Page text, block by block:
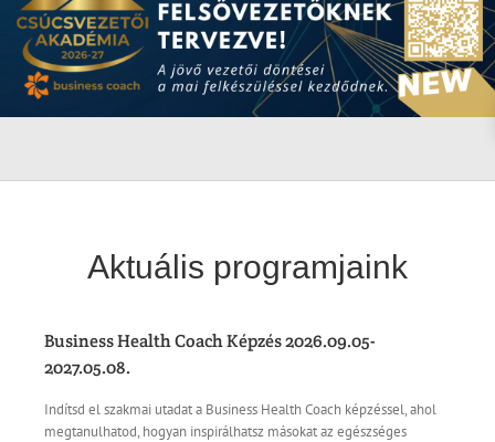
Aktuális programjaink
Business Health Coach Képzés 2026.09.05-
2027.05.08.
Indítsd el szakmai utadat a Business Health Coach képzéssel, ahol
megtanulhatod, hogyan inspirálhatsz másokat az egészséges